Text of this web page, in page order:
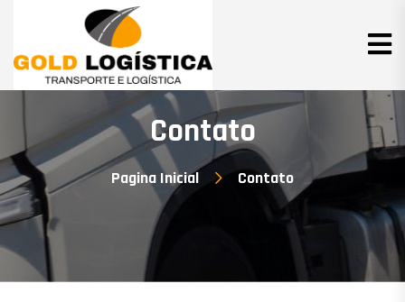
Contato
Pagina Inicial Contato